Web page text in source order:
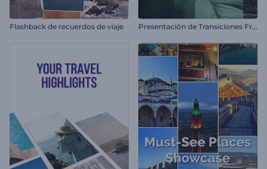
Flashback de recuerdos de viaje P
resentación de Transiciones Fragmentadas